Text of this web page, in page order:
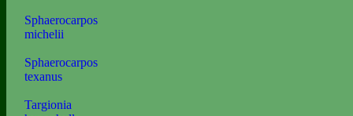
Sphaerocarpos
michelii
Sphaerocarpos
texanus
Targionia